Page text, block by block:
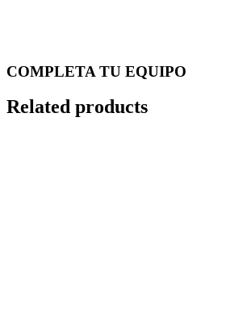
COMPLETA TU EQUIPO
Related products